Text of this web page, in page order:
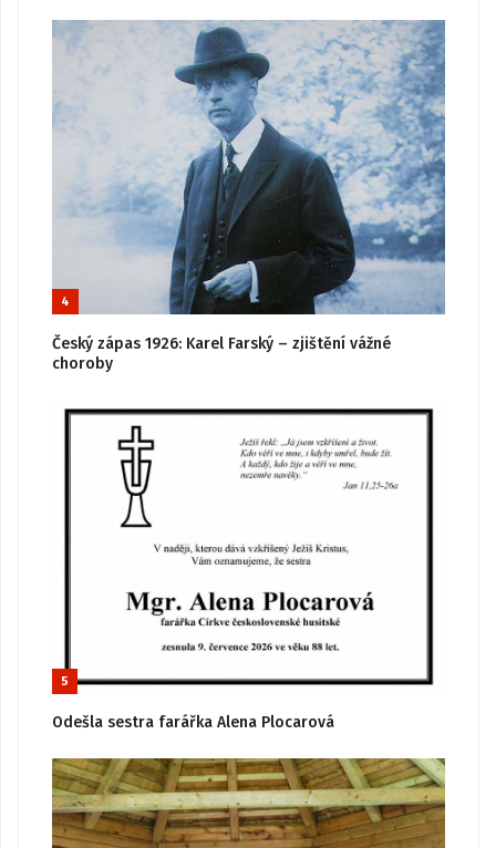
4
Český zápas 1926: Karel Farský – zjištění vážné
choroby
5
Odešla sestra farářka Alena Plocarová